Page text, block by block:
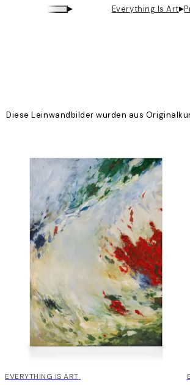
▸ Everything Is Art▸
Diese Leinwandbilder wurden aus
EVERYTHING IS ART